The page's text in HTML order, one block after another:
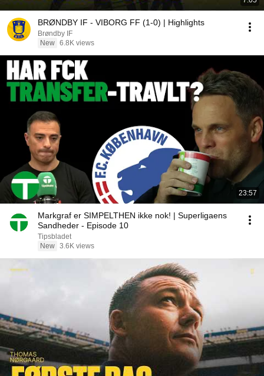
BRØNDBY IF - VIBORG FF (1-0) | Highlights
Brøndby IF
New 6.8K views
23:57
Markgraf er SIMPELTHEN ikke nok! | Superligaens
Sandheder - Episode 10
Tipsbladet
New 3.6K views